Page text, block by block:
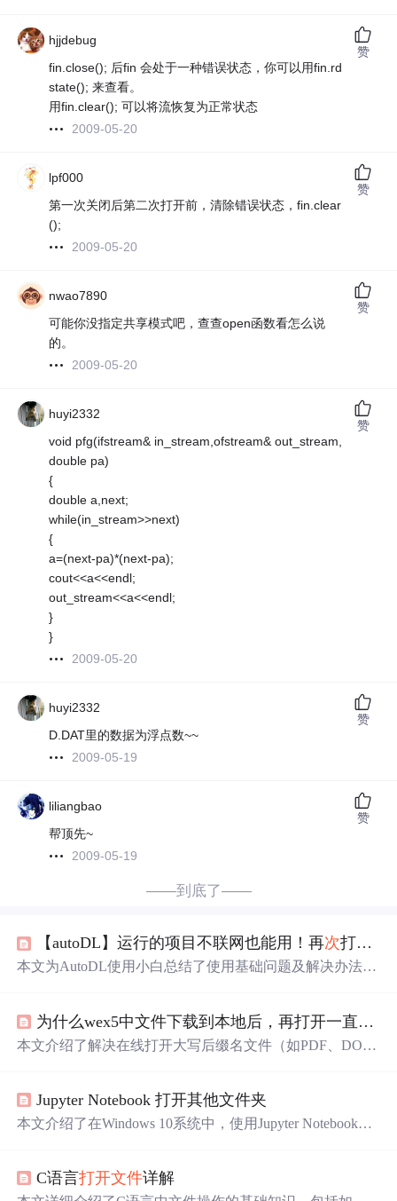
hjjdebug
fin.close(); 后fin 会处于一种错误状态，你可以用fin.rd
state(); 来查看。
用fin.clear(); 可以将流恢复为正常状态
2009-05-20
赞
lpf000
第一次关闭后第二次打开前，清除错误状态，fin.clear
();
2009-05-20
赞
nwao7890
可能你没指定共享模式吧，查查open函数看怎么说
的。
2009-05-20
赞
huyi2332
void pfg(ifstream& in_stream,ofstream& out_stream,
double pa)
{
double a,next;
while(in_stream>>next)
{
a=(next-pa)*(next-pa);
cout<<a<<endl;
out_stream<<a<<endl;
}
}
2009-05-20
赞
huyi2332
D.DAT里的数据为浮点数~~
2009-05-19
赞
liliangbao
帮顶先~
2009-05-19
赞
——到底了——
【autoDL】运行的项目不联网也能用！再次打开页面空了怎么办？unzip
本文为AutoDL使用小白总结了使用基础问题及解决办法，
卡可关闭再打开主机，上传文件可通过阿里云盘等。
为什么wex5中文件下载到本地后，再打开一直
出错
本文介绍了解决在线打开大写后缀名文件（如PDF、DOC
开的问题。同时探讨了文件下载路径权限的重要性。
Jupyter Notebook 打开其他文件夹
本文介绍了在Windows 10系统中，使用Jupyter Notebook打
等找不到默认的module，并给出解决办法，即搜索pandas
路径并在import前追加。
C语言打开文件详解